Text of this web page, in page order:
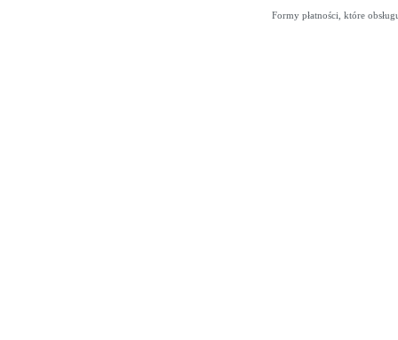
Formy płatności, które